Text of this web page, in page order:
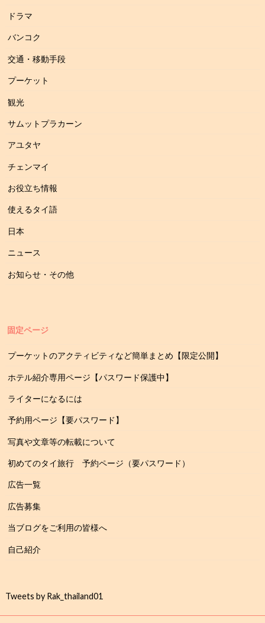
ドラマ
バンコク
交通・移動手段
プーケット
観光
サムットプラカーン
アユタヤ
チェンマイ
お役立ち情報
使えるタイ語
日本
ニュース
お知らせ・その他
固定ページ
プーケットのアクティビティなど簡単まとめ【限定公開】
ホテル紹介専用ページ【パスワード保護中】
ライターになるには
予約用ページ【要パスワード】
写真や文章等の転載について
初めてのタイ旅行 予約ページ（要パスワード）
広告一覧
広告募集
当ブログをご利用の皆様へ
自己紹介
Tweets by Rak_thailand01